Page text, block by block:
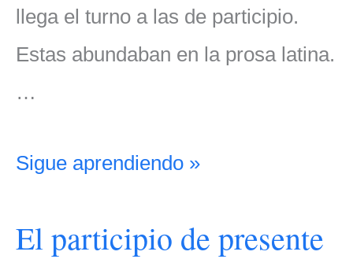
llega el turno a las de participio.
Estas abundaban en la prosa latina.
…
Sigue aprendiendo »
El participio de presente